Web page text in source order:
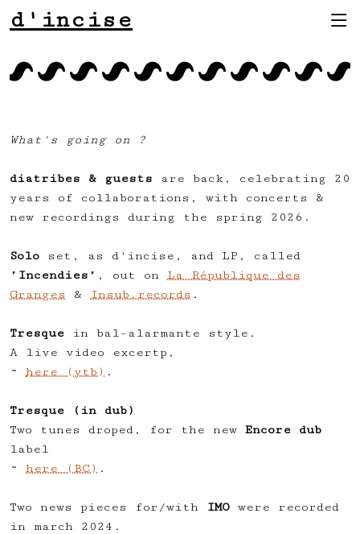
d'incise
What's going on ?
diatribes & guests are back, celebrating 20
years of collaborations, with concerts &
new recordings during the spring 2026.
Solo set, as d'incise, and LP, called
" Incendies ", out on La République des
Granges
& Insub.records .
Tresque in bal-alarmante style.
A live video excertp,
~ here (ytb) .
Tresque (in dub)
Two tunes droped, for the new Encore dub
label
~ here (BC) .
Two news pieces for/with IMO were recorded
in march 2024.